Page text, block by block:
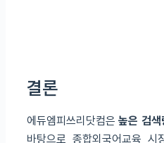
결론
에듀엠피쓰리닷컴은높은 검
바탕으로 종합외국어교육 시